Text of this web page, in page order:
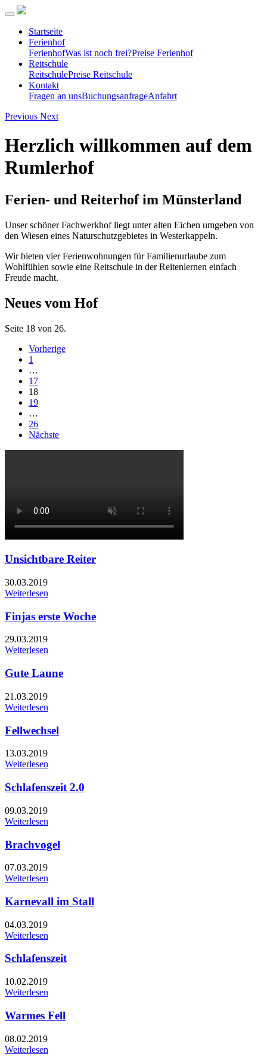
Startseite
Ferienhof
FerienhofWas ist noch frei?Preise Ferienhof
Reitschule
ReitschulePreise Reitschule
Kontakt
Fragen an unsBuchungsanfrageAnfahrt
Previous Next
Herzlich willkommen auf dem
Rumlerhof
Ferien- und Reiterhof im Münsterland
Unser schöner Fachwerkhof liegt unter alten Eichen umgeben von
den Wiesen eines Naturschutzgebietes in Westerkappeln.
Wir bieten vier Ferienwohnungen für Familienurlaube zum
Wohlfühlen sowie eine Reitschule in der Reitenlernen einfach
Freude macht.
Neues vom Hof
Seite 18 von 26.
Vorherige
1
…
17
18
19
…
26
Nächste
Unsichtbare Reiter
30.03.2019
Weiterlesen
Finjas erste Woche
29.03.2019
Weiterlesen
Gute Laune
21.03.2019
Weiterlesen
Fellwechsel
13.03.2019
Weiterlesen
Schlafenszeit 2.0
09.03.2019
Weiterlesen
Brachvogel
07.03.2019
Weiterlesen
Karnevall im Stall
04.03.2019
Weiterlesen
Schlafenszeit
10.02.2019
Weiterlesen
Warmes Fell
08.02.2019
Weiterlesen